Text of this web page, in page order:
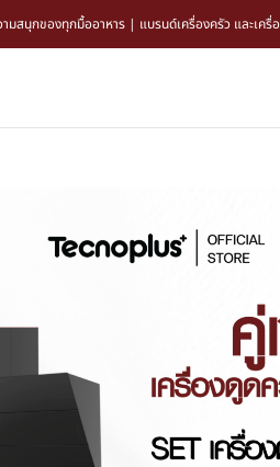
สนุกของทุกมื้ออาหาร | แบรนด์เครื่องครัว และเครื่อ